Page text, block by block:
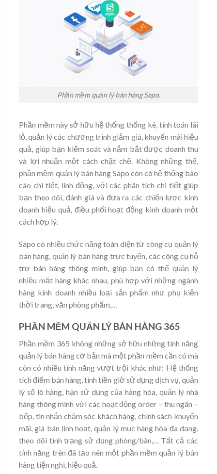
Phần mềm quản lý bán hàng Sapo.
Phần mềm này sở hữu hệ thống thống kê, tính toán lãi
lỗ, quản lý các chương trình giảm giá, khuyến mãi hiệu
quả, giúp bạn kiểm soát và nắm bắt được doanh thu
và lợi nhuận một cách chặt chẽ. Không những thế,
phần mềm quản lý bán hàng Sapo còn có hệ thống báo
cáo chi tiết, linh động, với các phân tích chi tiết giúp
bạn theo dõi, đánh giá và đưa ra các chiến lược kinh
doanh hiệu quả, điều phối hoạt động kinh doanh một
cách hợp lý.
Sapo có nhiều chức năng toàn diện từ công cụ quản lý
bán hàng, quản lý bán hàng trực tuyến, các công cụ hỗ
trợ bán hàng thông minh, giúp bạn có thể quản lý
nhiều mặt hàng khác nhau, phù hợp với những ngành
hàng kinh doanh nhiều loại sản phẩm như phụ kiện
thời trang, văn phòng phẩm,…
PHẦN MỀM QUẢN LÝ BÁN HÀNG 365
Phần mềm 365 không những sở hữu những tính năng
quản lý bán hàng cơ bản mà một phần mềm cần có mà
còn có nhiều tính năng vượt trội khác như: Hệ thống
tích điểm bán hàng, tính tiền giờ sử dụng dịch vụ, quản
lý số lô hàng, hạn sử dụng của hàng hóa, quản lý nhà
hàng thông minh với các hoạt động order – thu ngân –
bếp, tin nhắn chăm sóc khách hàng, chính sách khuyến
mãi, giá bán linh hoạt, quản lý mục hàng hóa đa dạng,
theo dõi tình trạng sử dụng phòng/bàn,… Tất cả các
tính năng trên đã tạo nên một phần mềm quản lý bán
hàng tiện nghi, hiệu quả.